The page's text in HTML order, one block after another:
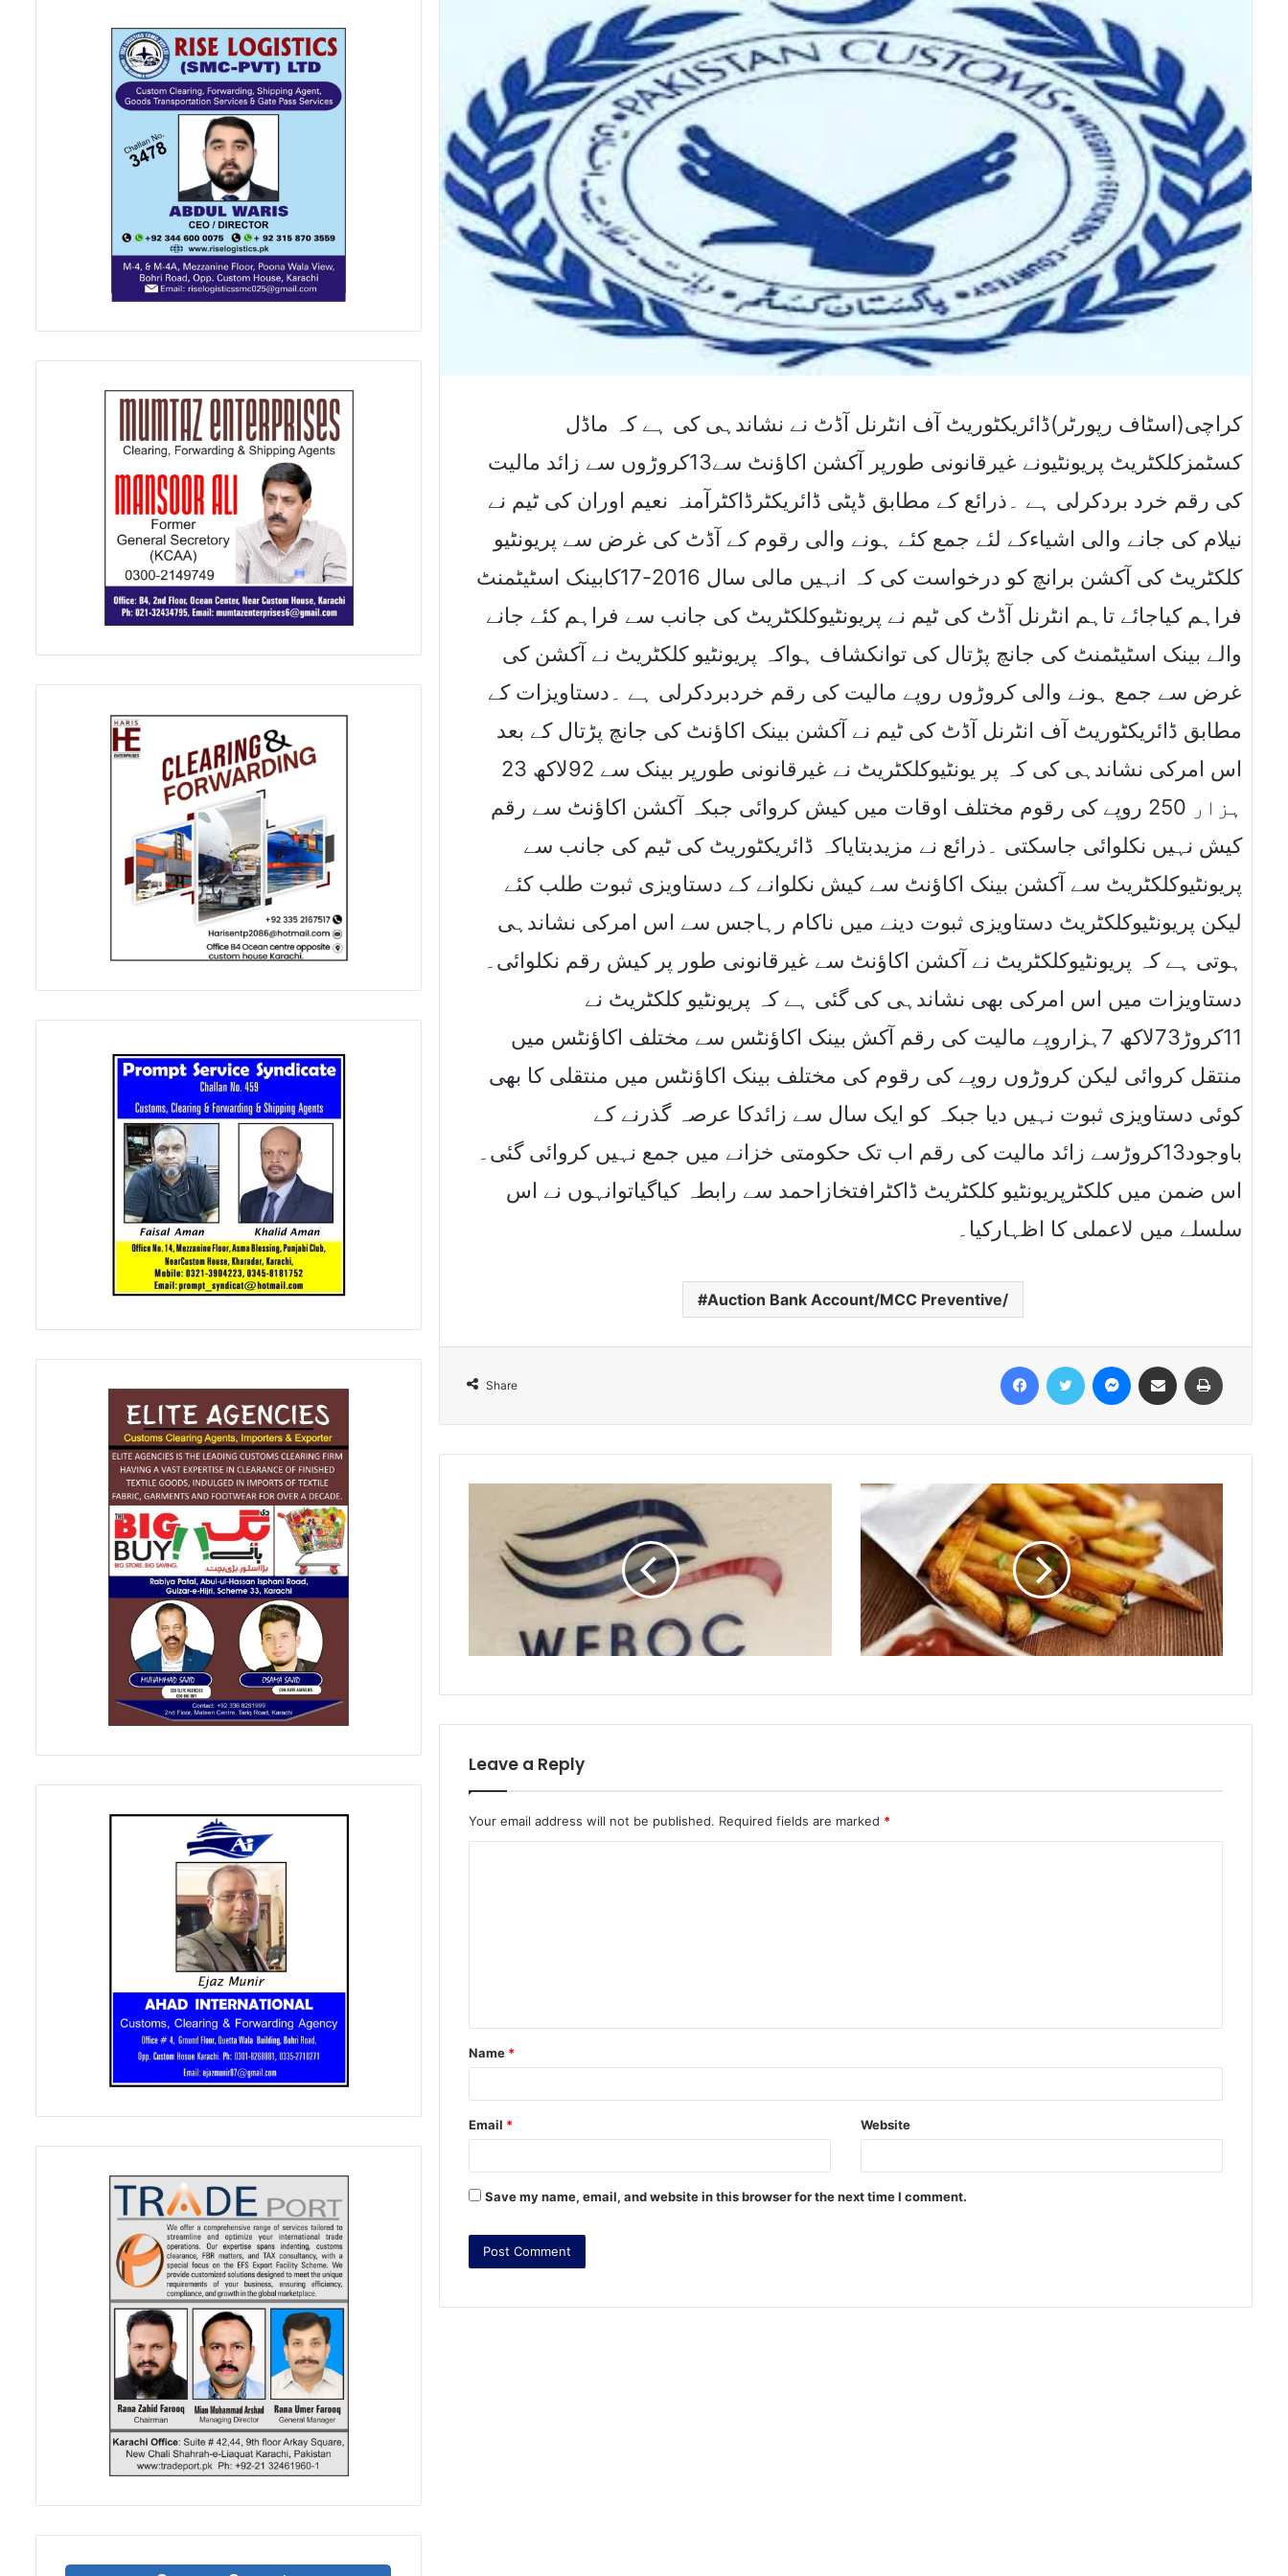
کراچی(اسٹاف رپورٹر)ڈائریکٹوریٹ آف انٹرنل آڈٹ نے نشاندہی کی ہے کہ ماڈل
کسٹمزکلکٹریٹ پریونٹیونے غیرقانونی طورپر آکشن اکاﺅنٹ سے13کروڑوں سے زائد مالیت
کی رقم خرد بردکرلی ہے ۔ذرائع کے مطابق ڈپٹی ڈائریکٹرڈاکٹرآمنہ نعیم اوران کی ٹیم نے
نیلام کی جانے والی اشیاءکے لئے جمع کئے ہونے والی رقوم کے آڈٹ کی غرض سے پریونٹیو
کلکٹریٹ کی آکشن برانچ کو درخواست کی کہ انہیں مالی سال 2016-17کابینک اسٹیٹمنٹ
فراہم کیاجائے تاہم انٹرنل آڈٹ کی ٹیم نے پریونٹیوکلکٹریٹ کی جانب سے فراہم کئے جانے
والے بینک اسٹیٹمنٹ کی جانچ پڑتال کی توانکشاف ہواکہ پریونٹیو کلکٹریٹ نے آکشن کی
غرض سے جمع ہونے والی کروڑوں روپے مالیت کی رقم خردبردکرلی ہے ۔دستاویزات کے
مطابق ڈائریکٹوریٹ آف انٹرنل آڈٹ کی ٹیم نے آکشن بینک اکاﺅنٹ کی جانچ پڑتال کے بعد
اس امرکی نشاندہی کی کہ پر یونٹیوکلکٹریٹ نے غیرقانونی طورپر بینک سے 92لاکھ 23
ہزار 250 روپے کی رقوم مختلف اوقات میں کیش کروائی جبکہ آکشن اکاﺅنٹ سے رقم
کیش نہیں نکلوائی جاسکتی ۔ذرائع نے مزیدبتایاکہ ڈائریکٹوریٹ کی ٹیم کی جانب سے
پریونٹیوکلکٹریٹ سے آکشن بینک اکاﺅنٹ سے کیش نکلوانے کے دستاویزی ثبوت طلب کئے
لیکن پریونٹیوکلکٹریٹ دستاویزی ثبوت دینے میں ناکام رہاجس سے اس امرکی نشاندہی
ہوتی ہے کہ پریونٹیوکلکٹریٹ نے آکشن اکاﺅنٹ سے غیرقانونی طور پر کیش رقم نکلوائی۔
دستاویزات میں اس امرکی بھی نشاندہی کی گئی ہے کہ پریونٹیو کلکٹریٹ نے
11کروڑ73لاکھ 7ہزاروپے مالیت کی رقم آکش بینک اکاﺅنٹس سے مختلف اکاﺅنٹس میں
منتقل کروائی لیکن کروڑوں روپے کی رقوم کی مختلف بینک اکاﺅنٹس میں منتقلی کا بھی
کوئی دستاویزی ثبوت نہیں دیا جبکہ کو ایک سال سے زائدکا عرصہ گذرنے کے
باوجود13کروڑسے زائد مالیت کی رقم اب تک حکومتی خزانے میں جمع نہیں کروائی گئی۔
اس ضمن میں کلکٹرپریونٹیو کلکٹریٹ ڈاکٹرافتخازاحمد سے رابطہ کیاگیاتوانہوں نے اس
سلسلے میں لاعملی کا اظہارکیا۔
Auction Bank Account/MCC Preventive/
Share
Leave a Reply
Your email address will not be published. Required fields are marked *
t
*
Name *
Email * Website
Save my name, email, and website in this browser for the next time I comment.